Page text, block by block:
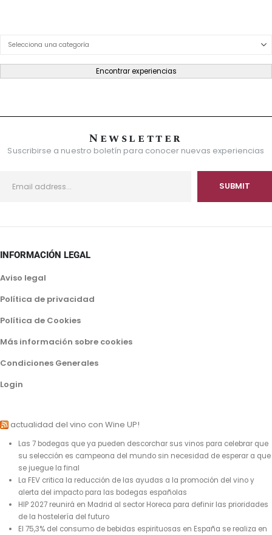
Product Category Dropdown
Encontrar experiencias
Newsletter
Suscribirse a nuestro boletín para conocer nuevas experiencias
INFORMACIÓN LEGAL
Aviso legal
Política de privacidad
Política de Cookies
Más información sobre cookies
Condiciones Generales
Login
actualidad del vino con Wine UP!
Las 7 bodegas que ya pueden descorchar sus vinos para celebrar que
su selección es campeona del mundo sin necesidad de esperar a que
se juegue la final
La FEV critica la reducción de las ayudas a la promoción del vino y
alerta del impacto para las bodegas españolas
HIP 2027 reunirá en Madrid al sector Horeca para definir las prioridades
de la hostelería del futuro
El 75,3% del consumo de bebidas espirituosas en España se realiza en